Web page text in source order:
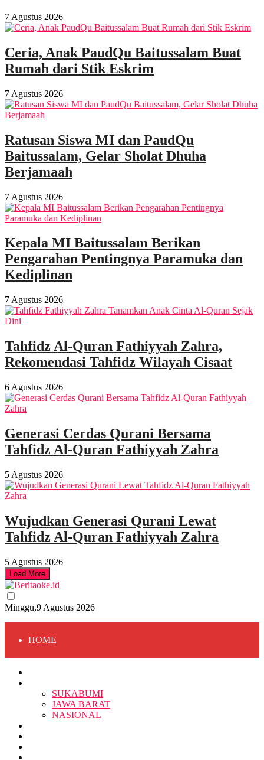
7 Agustus 2026
Ceria, Anak PaudQu Baitussalam Buat
Rumah dari Stik Eskrim
7 Agustus 2026
Ratusan Siswa MI dan PaudQu
Baitussalam, Gelar Sholat Dhuha
Berjamaah
7 Agustus 2026
Kepala MI Baitussalam Berikan
Pengarahan Pentingnya Paramuka dan
Kediplinan
7 Agustus 2026
Tahfidz Al-Quran Fathiyyah Zahra,
Rekomendasi Tahfidz Wilayah Cisaat
6 Agustus 2026
Generasi Cerdas Qurani Bersama
Tahfidz Al-Quran Fathiyyah Zahra
5 Agustus 2026
Wujudkan Generasi Qurani Lewat
Tahfidz Al-Quran Fathiyyah Zahra
5 Agustus 2026
Load More
Minggu,9 Agustus 2026
HOME
SUKABUMI
SUKABUMI
JAWA BARAT
NASIONAL